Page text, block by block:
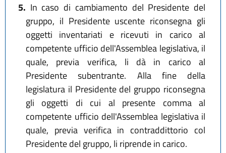
5. In caso di cambiamento del Presidente del
gruppo, il Presidente uscente riconsegna gli
oggetti inventariati e ricevuti in carico al
competente ufficio dell'Assemblea legislativa, il
quale, previa verifica, li dà in carico al
Presidente subentrante. Alla fine della
legislatura il Presidente del gruppo riconsegna
gli oggetti di cui al presente comma al
competente ufficio dell'Assemblea legislativa il
quale, previa verifica in contraddittorio col
Presidente del gruppo, li riprende in carico.